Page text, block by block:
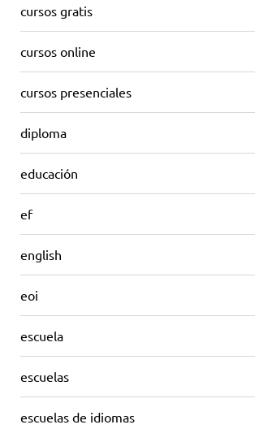
cursos gratis
cursos online
cursos presenciales
diploma
educación
ef
english
eoi
escuela
escuelas
escuelas de idiomas